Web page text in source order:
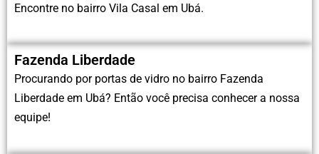
Encontre no bairro Vila Casal em Ubá.
Fazenda Liberdade
Procurando por portas de vidro no bairro Fazenda
Liberdade em Ubá? Então você precisa conhecer a nossa
equipe!